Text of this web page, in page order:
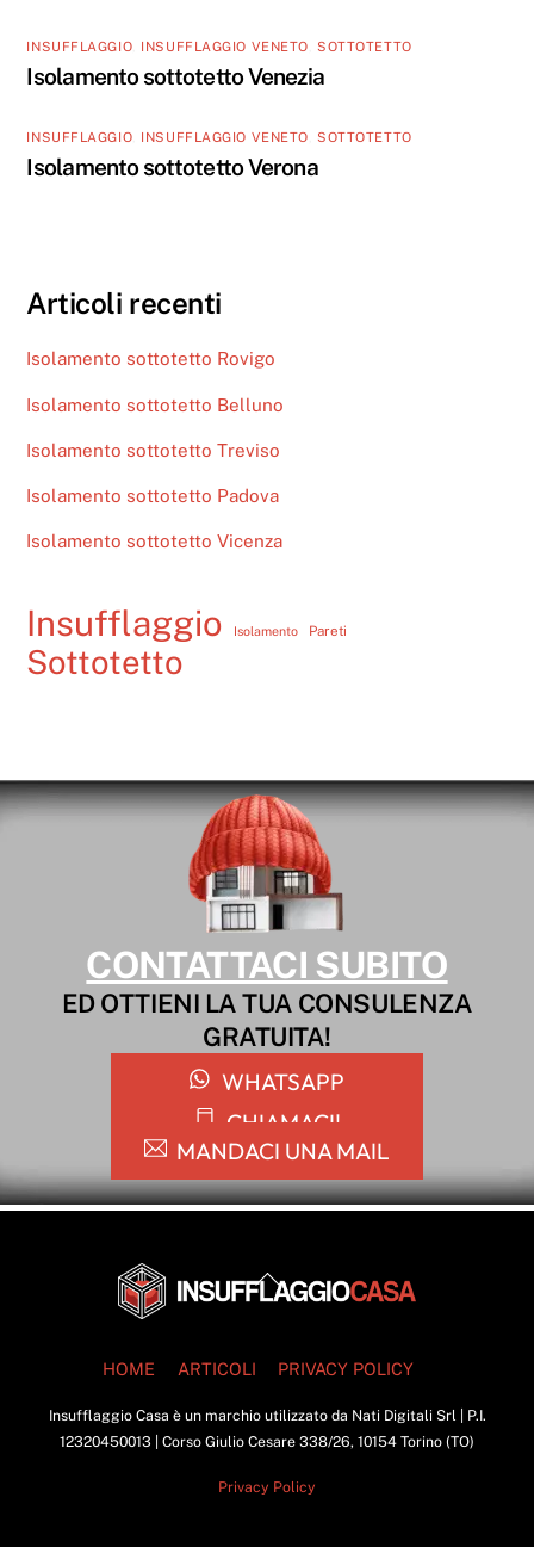
INSUFFLAGGIO INSUFFLAGGIO VENETO ,SOTTOTETTO
Isolamento sottotetto Venezia
INSUFFLAGGIO INSUFFLAGGIO VENETO ,SOTTOTETTO
Isolamento sottotetto Verona
Articoli recenti
Isolamento sottotetto Rovigo
Isolamento sottotetto Belluno
Isolamento sottotetto Treviso
Isolamento sottotetto Padova
Isolamento sottotetto Vicenza
Insufflaggio Isolamento Pareti
Sottotetto
CONTATTACI SUBITO
ED OTTIENI LA TUA CONSULENZA
GRATUITA!
WHATSAPP
CHIAMACI!
MANDACI UNA MAIL
Back
To
HOME
ARTICOLI PRIVACY POLICY
Insufflaggio Casa è un marchio utilizzato da Nati Digitali Srl | P.I.
12320450013 | Corso Giulio Cesare 338/26, 10154 Torino (TO)
Privacy Policy